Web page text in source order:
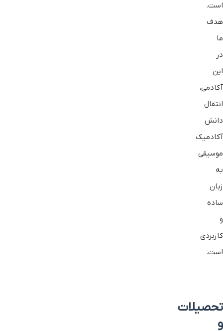
است.
هدف
ما
در
این
آکادمی،
انتقال
دانش
آکادمیک
موسیقی
به
زبان
ساده
و
کاربردی
است.
تحصیلات
و